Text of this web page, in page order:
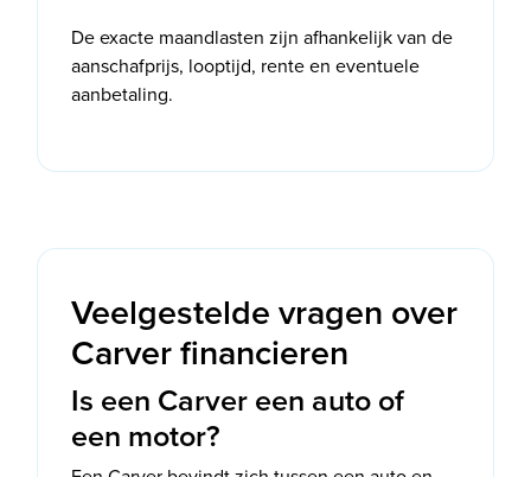
De exacte maandlasten zijn afhankelijk van de
aanschafprijs, looptijd, rente en eventuele
aanbetaling.
Veelgestelde vragen over
Carver financieren
Is een Carver een auto of
een motor?